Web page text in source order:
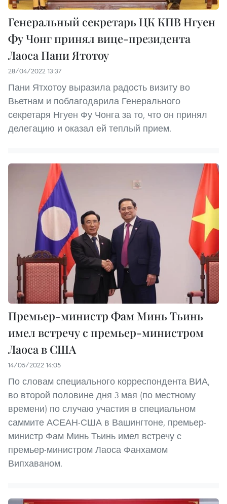
Генеральный секретарь ЦК КПВ Нгуен
Фу Чонг принял вице-президента
Лаоса Пани Ятотоу
28/04/2022 13:37
Пани Ятхотоу выразила радость визиту во
Вьетнам и поблагодарила Генерального
секретаря Нгуен Фу Чонга за то, что он принял
делегацию и оказал ей теплый прием.
Премьер-министр Фам Минь Тьинь
имел встречу с премьер-министром
Лаоса в США
14/05/2022 14:05
По словам специального корреспондента ВИА,
во второй половине дня 3 мая (по местному
времени) по случаю участия в специальном
саммите АСЕАН-США в Вашингтоне, премьер-
министр Фам Минь Тьинь имел встречу с
премьер-министром Лаоса Фанхамом
Випхаваном.